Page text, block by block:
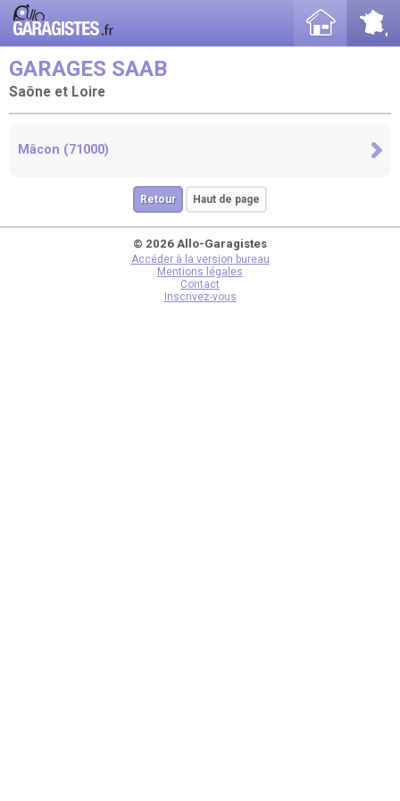
GARAGES SAAB
Saône et Loire
Mâcon (71000)
Retour Haut de page
© 2026 Allo-Garagistes
Accéder à la version bureau
Mentions légales
Contact
Inscrivez-vous